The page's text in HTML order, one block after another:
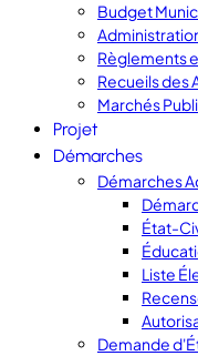
Budget
Règlements
Recueils des
Marchés
Projet
Démarches
Démarches
État-
Liste
Demande